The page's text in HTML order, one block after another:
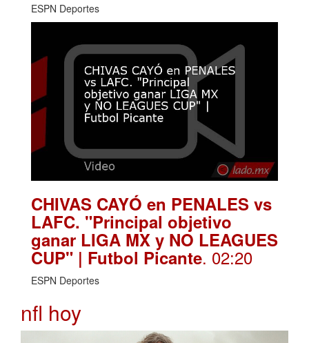
ESPN Deportes
CHIVAS CAYÓ en PENALES vs
LAFC. "Principal objetivo
ganar LIGA MX y NO LEAGUES
CUP" | Futbol Picante. 02:20
ESPN Deportes
nfl hoy